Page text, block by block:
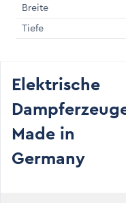
Breite
Tiefe
Elektrische
Made in
Germany